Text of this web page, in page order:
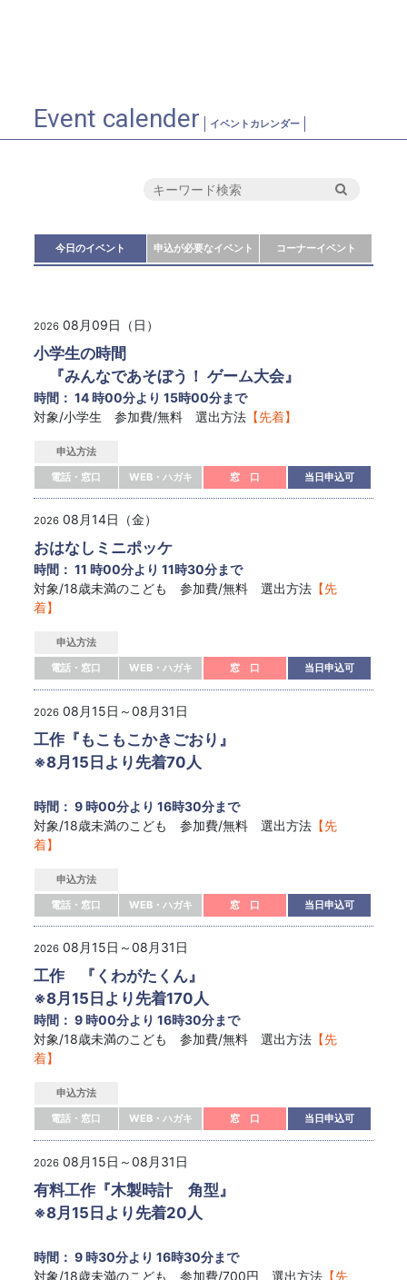
Event calender イベントカレンダー
今日のイベント 申込が必要なイベント コーナーイベント
2026 08月09日（日）
小学生の時間
『みんなであそぼう！ ゲーム大会』
時間： 14 時00分より 15時00分まで
対象/小学生 参加費/無料 選出方法 【先着】
申込方法
電話・窓口
WEB・ハガキ 窓 口 当日申込可
2026 08月14日（金）
おはなしミニポッケ
時間： 11 時00分より 11時30分まで
対象/18歳未満のこども 参加費/無料 選出方法 【先
着】
申込方法
電話・窓口
WEB・ハガキ 窓 口 当日申込可
2026 08月15日～08月31日
工作『もこもこかきごおり』
※8月15日より先着70人
時間： 9 時00分より 16時30分まで
対象/18歳未満のこども 参加費/無料 選出方法 【先
着】
申込方法
電話・窓口
WEB・ハガキ 窓 口 当日申込可
2026 08月15日～08月31日
工作 『くわがたくん』
※8月15日より先着170人
時間： 9 時00分より 16時30分まで
対象/18歳未満のこども 参加費/無料 選出方法 【先
着】
申込方法
電話・窓口
WEB・ハガキ 窓 口 当日申込可
2026 08月15日～08月31日
有料工作『木製時計 角型』
※8月15日より先着20人
時間： 9 時30分より 16時30分まで
対象/18歳未満のこども 参加費/700円 選出方法 【先